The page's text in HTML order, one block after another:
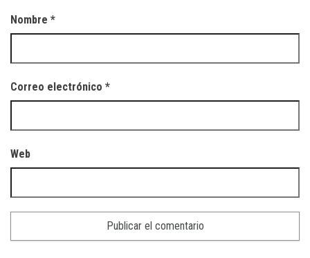
Nombre *
Correo electrónico *
Web